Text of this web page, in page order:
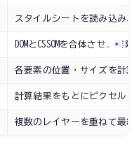
スタイルシートを読み込み、
DOMとCSSOMを合体させ、
各要素の位置・サイズを計算
計算結果をもとにピクセルと
複数のレイヤーを重ねて最